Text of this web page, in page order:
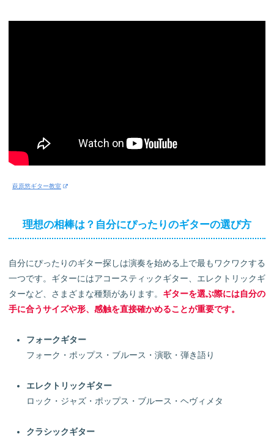
萩原悠ギター教室
理想の相棒は？自分にぴったりのギターの選び方
自分にぴったりのギター探しは演奏を始める上で最もワクワクする
一つです。ギターにはアコースティックギター、エレクトリックギ
ターなど、さまざまな種類があります。 ギターを選ぶ際には自分の
手に合うサイズや形、感触を直接確かめることが重要です。
フォークギター
フォーク・ポップス・ブルース・演歌・弾き語り
エレクトリックギター
ロック・ジャズ・ポップス・ブルース・ヘヴィメタ
クラシックギター